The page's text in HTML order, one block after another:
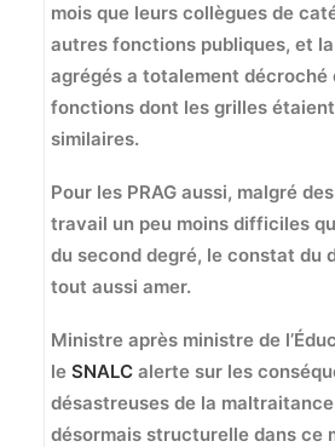
mois que leurs collègues de
autres fonctions publiques, et
agrégés a totalement décroché
fonctions dont les grilles
similaires.
Pour les PRAG aussi, malgré
travail un peu moins difficiles
du second degré, le constat du
tout aussi amer.
Ministre après ministre de
le SNALC alerte sur les
désastreuses de la
désormais structurelle dans ce